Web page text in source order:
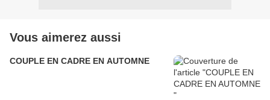
Vous aimerez aussi
COUPLE EN CADRE EN AUTOMNE